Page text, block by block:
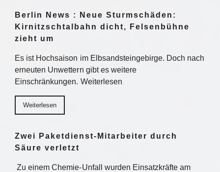
Berlin News : Neue Sturmschäden:
Kirnitzschtalbahn dicht, Felsenbühne
zieht um
Es ist Hochsaison im Elbsandsteingebirge. Doch nach
erneuten Unwettern gibt es weitere
Einschränkungen. Weiterlesen
Weiterlesen
Zwei Paketdienst-Mitarbeiter durch
Säure verletzt
Zu einem Chemie-Unfall wurden Einsatzkräfte am